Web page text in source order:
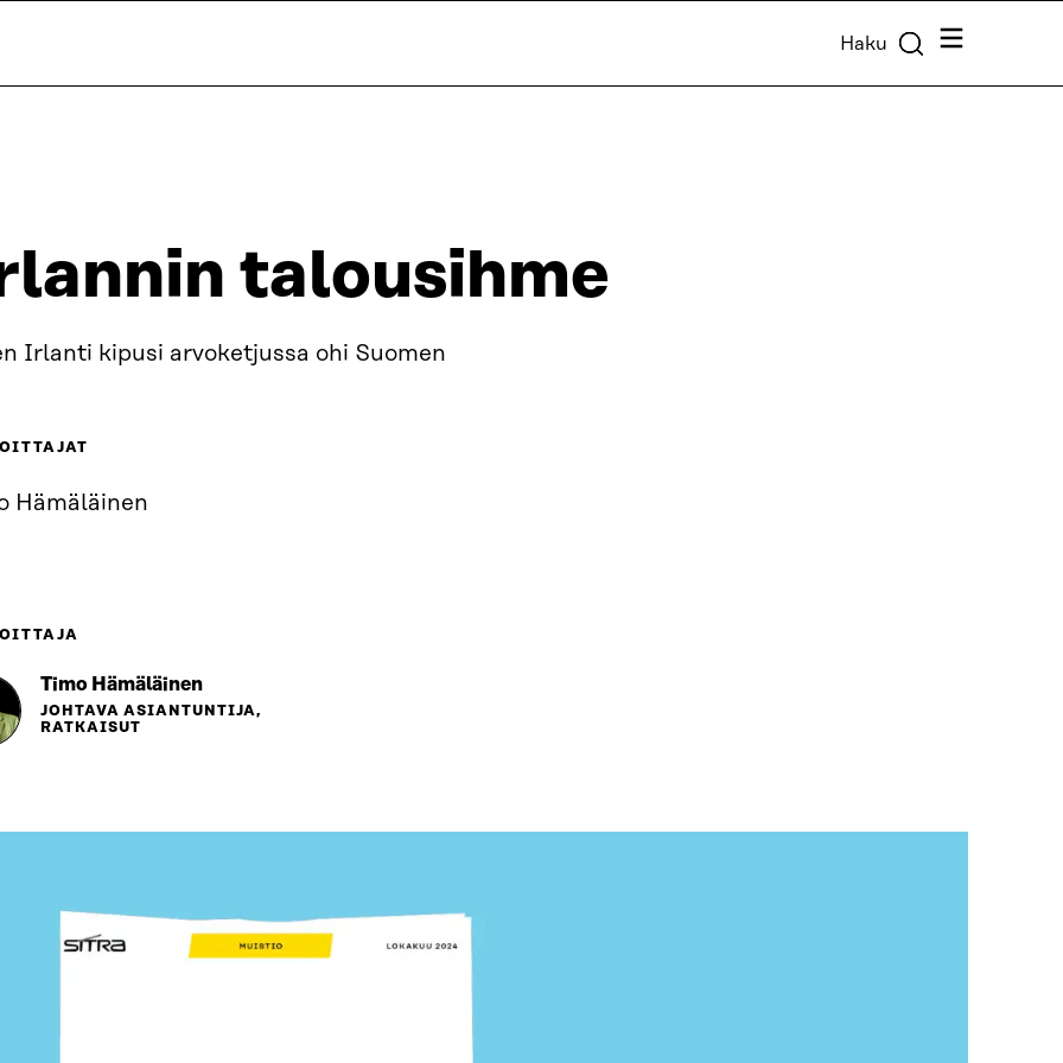
Haku Valikko
talousihme
Irlanti kipusi arvoketjussa ohi Suomen
Hämäläinen
Timo Hämäläinen
JOHTAVA ASIANTUNTIJA,
RATKAISUT